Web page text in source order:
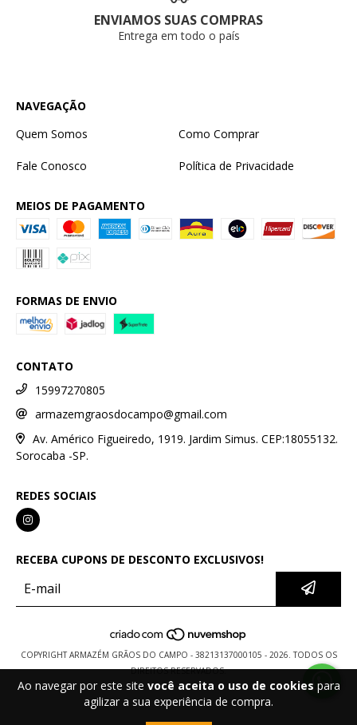
Ao navegar por este site você aceita o uso de cookies para
agilizar a sua experiência de compra.
ENVIAMOS SUAS COMPRAS
Entrega em todo o país
NAVEGAÇÃO
Quem Somos
Como Comprar
Fale Conosco Política de Privacidade
MEIOS DE PAGAMENTO
FORMAS DE ENVIO
CONTATO
15997270805
armazemgraosdocampo@gmail.com
Av. Américo Figueiredo, 1919. Jardim Simus. CEP:18055132.
Sorocaba -SP.
REDES SOCIAIS
RECEBA CUPONS DE DESCONTO EXCLUSIVOS!
COPYRIGHT ARMAZÉM GRÃOS DO CAMPO - 38213137000105 - 2026. TODOS OS
DIREITOS RESERVADOS.